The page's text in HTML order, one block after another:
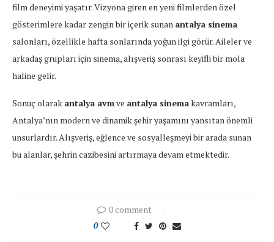
film deneyimi yaşatır. Vizyona giren en yeni filmlerden özel
gösterimlere kadar zengin bir içerik sunan antalya sinema
salonları, özellikle hafta sonlarında yoğun ilgi görür. Aileler ve
arkadaş grupları için sinema, alışveriş sonrası keyifli bir mola
haline gelir.
Sonuç olarak antalya avmve antalya sinemakavramları,
Antalya’nın modern ve dinamik şehir yaşamını yansıtan önemli
unsurlardır. Alışveriş, eğlence ve sosyalleşmeyi bir arada sunan
bu alanlar, şehrin cazibesini artırmaya devam etmektedir.
0 comment
0